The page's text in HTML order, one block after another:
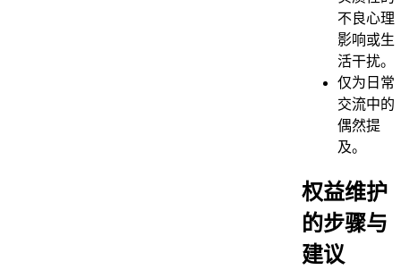
不良心理
影响或生
活干扰。
仅为日常
交流中的
偶然提
及。
权益维护
的步骤与
建议